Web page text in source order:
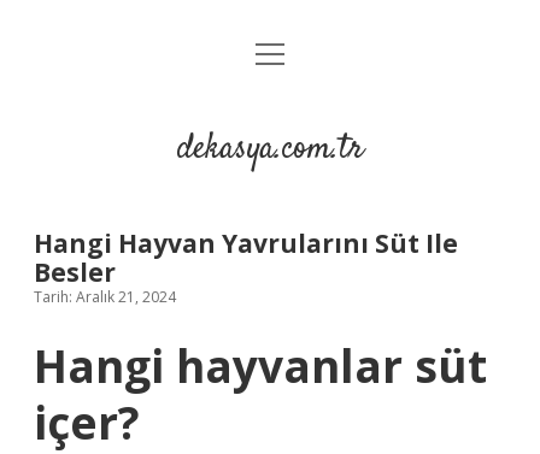
Anasayfa
Yasal Uyarı
menüyü
dekasya.com.tr
Hangi Hayvan Yavrularını Süt Ile
Besler
Tarih: Aralık 21, 2024
Hangi hayvanlar süt
içer?